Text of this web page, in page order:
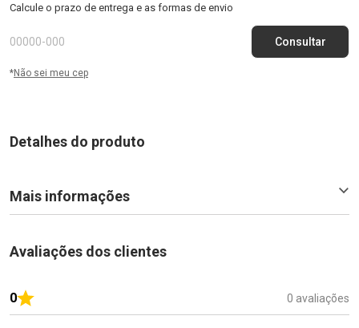
Calcule o prazo de entrega e as formas de envio
*Não sei meu cep
Detalhes do produto
Mais informações
Avaliações dos clientes
0 0 avaliações